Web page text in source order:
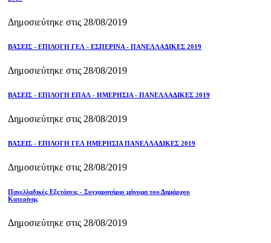
Δημοσιεύτηκε στις 28/08/2019
ΒΑΣΕΙΣ - ΕΠΙΛΟΓΗ ΓΕΛ - ΕΣΠΕΡΙΝΑ - ΠΑΝΕΛΛΑΔΙΚΕΣ 2019
Δημοσιεύτηκε στις 28/08/2019
ΒΑΣΕΙΣ - ΕΠΙΛΟΓΗ ΕΠΑΛ - ΗΜΕΡΗΣΙΑ - ΠΑΝΕΛΛΑΔΙΚΕΣ 2019
Δημοσιεύτηκε στις 28/08/2019
ΒΑΣΕΙΣ - ΕΠΙΛΟΓΗ ΓΕΛ ΗΜΕΡΗΣΙΑ ΠΑΝΕΛΛΑΔΙΚΕΣ 2019
Δημοσιεύτηκε στις 28/08/2019
Πανελλαδικές Εξετάσεις - Συγχαρητήριο μήνυμα του Δημάρχου
Κατερίνης
Δημοσιεύτηκε στις 28/08/2019